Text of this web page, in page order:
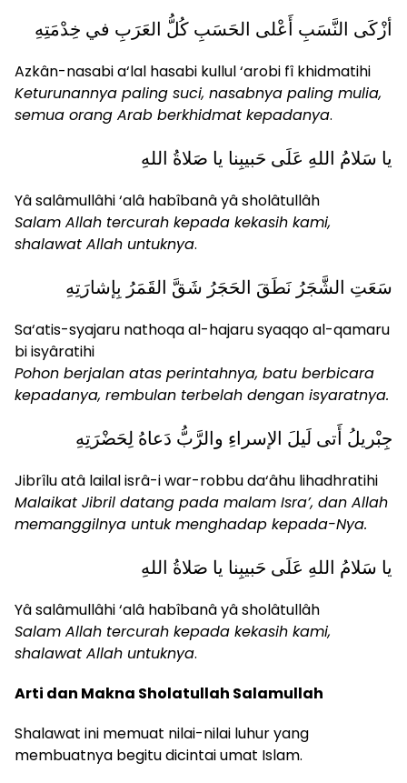
أزْكَى النَّسَبِ أَعْلى الحَسَبِ كُلُّ العَرَبِ في خِدْمَتِهِ
Azkân-nasabi a‘lal hasabi kullul ‘arobi fî khidmatihi
Keturunannya paling suci, nasabnya paling mulia,
semua orang Arab berkhidmat kepadanya.
يا سَلامُ اللهِ عَلَى حَبيبِنا يا صَلاةُ اللهِ
Yâ salâmullâhi ‘alâ habîbanâ yâ sholâtullâh
Salam Allah tercurah kepada kekasih kami,
shalawat Allah untuknya.
سَعَتِ الشَّجَرُ نَطَقَ الحَجَرُ شَقَّ القَمَرُ بِإشارَتِهِ
Sa‘atis-syajaru nathoqa al-hajaru syaqqo al-qamaru
bi isyâratihi
Pohon berjalan atas perintahnya, batu berbicara
kepadanya, rembulan terbelah dengan isyaratnya.
جِبْريلُ أَتى لَيلَ الإسراءِ والرَّبُّ دَعاهُ لِحَضْرَتِهِ
Jibrîlu atâ lailal isrâ-i war-robbu da‘âhu lihadhratihi
Malaikat Jibril datang pada malam Isra’, dan Allah
memanggilnya untuk menghadap kepada-Nya.
يا سَلامُ اللهِ عَلَى حَبيبِنا يا صَلاةُ اللهِ
Yâ salâmullâhi ‘alâ habîbanâ yâ sholâtullâh
Salam Allah tercurah kepada kekasih kami,
shalawat Allah untuknya.
Arti dan Makna Sholatullah Salamullah
Shalawat ini memuat nilai-nilai luhur yang
membuatnya begitu dicintai umat Islam.